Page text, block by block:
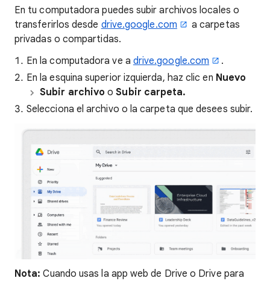
En tu computadora puedes subir archivos locales o
transferirlos desde drive.google.com
a carpetas
privadas o compartidas.
En la computadora ve a drive.google.com
.
En la esquina superior izquierda, haz clic en Nuevo
Subir archivoo Subir carpeta.
Selecciona el archivo o la carpeta que desees subir.
Nota: Cuando usas la app web de Drive o Drive para